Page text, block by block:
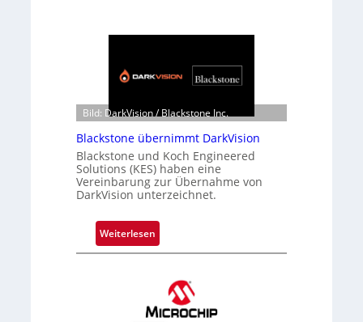
Bild: DarkVision / Blackstone Inc.
Blackstone übernimmt DarkVision
Blackstone und Koch Engineered
Solutions (KES) haben eine
Vereinbarung zur Übernahme von
DarkVision unterzeichnet.
Weiterlesen
B
k